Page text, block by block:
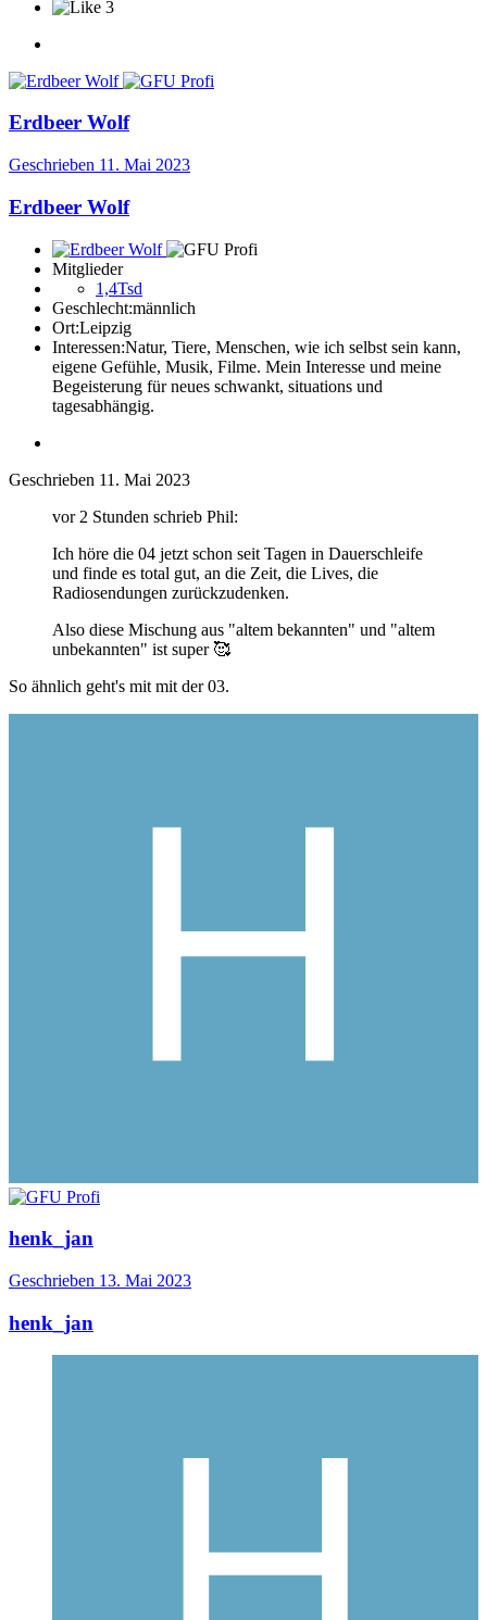
3
Erdbeer Wolf
Geschrieben 11. Mai 2023
Erdbeer Wolf
Mitglieder
1,4Tsd
Geschlecht:männlich
Ort:Leipzig
Interessen:Natur, Tiere, Menschen, wie ich selbst sein kann,
eigene Gefühle, Musik, Filme. Mein Interesse und meine
Begeisterung für neues schwankt, situations und
tagesabhängig.
Geschrieben 11. Mai 2023
vor 2 Stunden schrieb Phil:
Ich höre die 04 jetzt schon seit Tagen in Dauerschleife
und finde es total gut, an die Zeit, die Lives, die
Radiosendungen zurückzudenken.
Also diese Mischung aus "altem bekannten" und "altem
unbekannten" ist super 🥰
So ähnlich geht's mit mit der 03.
henk_jan
Geschrieben 13. Mai 2023
henk_jan